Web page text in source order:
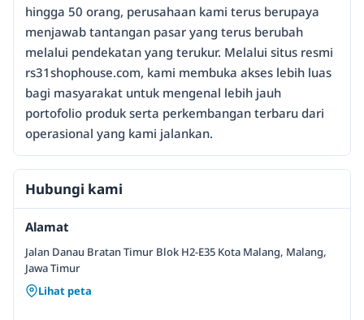
hingga 50 orang, perusahaan kami terus berupaya
menjawab tantangan pasar yang terus berubah
melalui pendekatan yang terukur. Melalui situs resmi
rs31shophouse.com, kami membuka akses lebih luas
bagi masyarakat untuk mengenal lebih jauh
portofolio produk serta perkembangan terbaru dari
operasional yang kami jalankan.
Hubungi kami
Alamat
Jalan Danau Bratan Timur Blok H2-E35 Kota Malang, Malang,
Jawa Timur
Lihat peta